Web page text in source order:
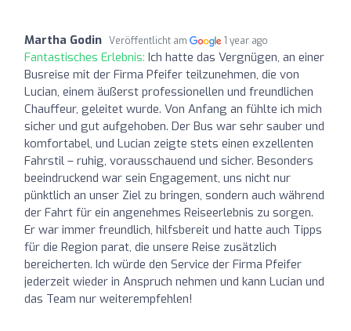
Martha Godin Veröffentlicht am 1 year ago
Fantastisches Erlebnis: Ich hatte das Vergnügen, an einer
Busreise mit der Firma Pfeifer teilzunehmen, die von
Lucian, einem äußerst professionellen und freundlichen
Chauffeur, geleitet wurde. Von Anfang an fühlte ich mich
sicher und gut aufgehoben. Der Bus war sehr sauber und
komfortabel, und Lucian zeigte stets einen exzellenten
Fahrstil – ruhig, vorausschauend und sicher. Besonders
beeindruckend war sein Engagement, uns nicht nur
pünktlich an unser Ziel zu bringen, sondern auch während
der Fahrt für ein angenehmes Reiseerlebnis zu sorgen.
Er war immer freundlich, hilfsbereit und hatte auch Tipps
für die Region parat, die unsere Reise zusätzlich
bereicherten. Ich würde den Service der Firma Pfeifer
jederzeit wieder in Anspruch nehmen und kann Lucian und
das Team nur weiterempfehlen!